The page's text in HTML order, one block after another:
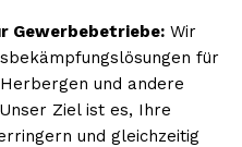
Gewerbebetriebe: Wir
für
und andere
Ziel ist es, Ihre
und gleichzeitig